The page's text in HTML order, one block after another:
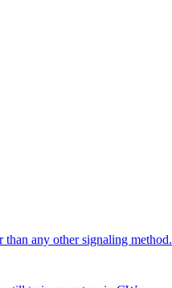
any other signaling method.